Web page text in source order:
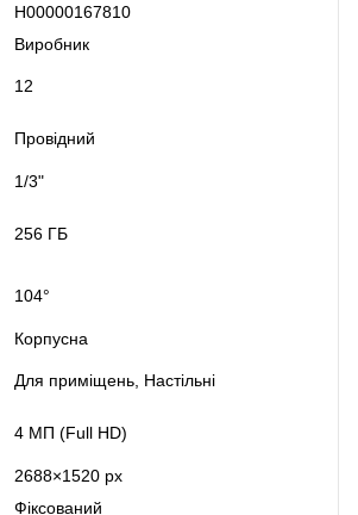
H00000167810
Виробник
12
Провідний
1/3"
256 ГБ
104°
Корпусна
Для приміщень, Настільні
4 МП (Full HD)
2688×1520 px
Фіксований